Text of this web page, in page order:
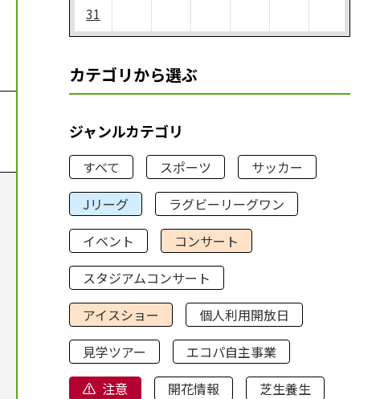
31
カテゴリから選ぶ
ジャンルカテゴリ
すべて スポーツ
サッカー
Jリーグ
ラグビーリーグワン
イベント
コンサート
スタジアムコンサート
アイスショー
個人利用開放日
見学ツアー
エコパ自主事業
注意
開花情報 芝生養生